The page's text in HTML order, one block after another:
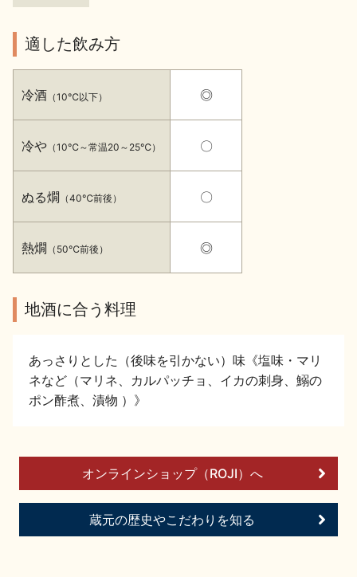
地酒・イベント情報
季節の商品 イベント情報
地酒蔵元会WEB展示会 地酒蔵元会利酒会
適した飲み方
冷酒 （10℃以下）
冷や （10℃～常温20～25℃）
ぬる燗 （40℃前後）
熱燗 （50℃前後）
◎
〇
〇
◎
地酒に合う料理
あっさりとした（後味を引かない）味《塩味・マリ
ネなど（マリネ、カルパッチョ、イカの刺身、鰯の
ポン酢煮、漬物 ）》
オンラインショップ（ROJI）へ
蔵元の歴史やこだわりを知る